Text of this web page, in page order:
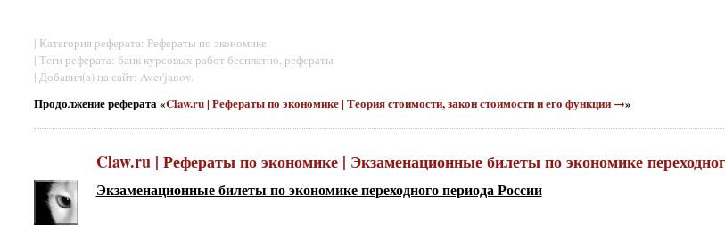
| Категория реферата: Рефераты по экономике
| Теги реферата: банк курсовых работ бесплатно, рефераты
| Добавил(а) на сайт: Aver'janov.
Продолжение реферата «Claw.ru | Рефераты по экономике | Теория стоимости, закон стоимости и его функции →»
Claw.ru | Рефераты по экономике | Экзаменационные билеты по экономике
Экзаменационные билеты по экономике переходного периода России